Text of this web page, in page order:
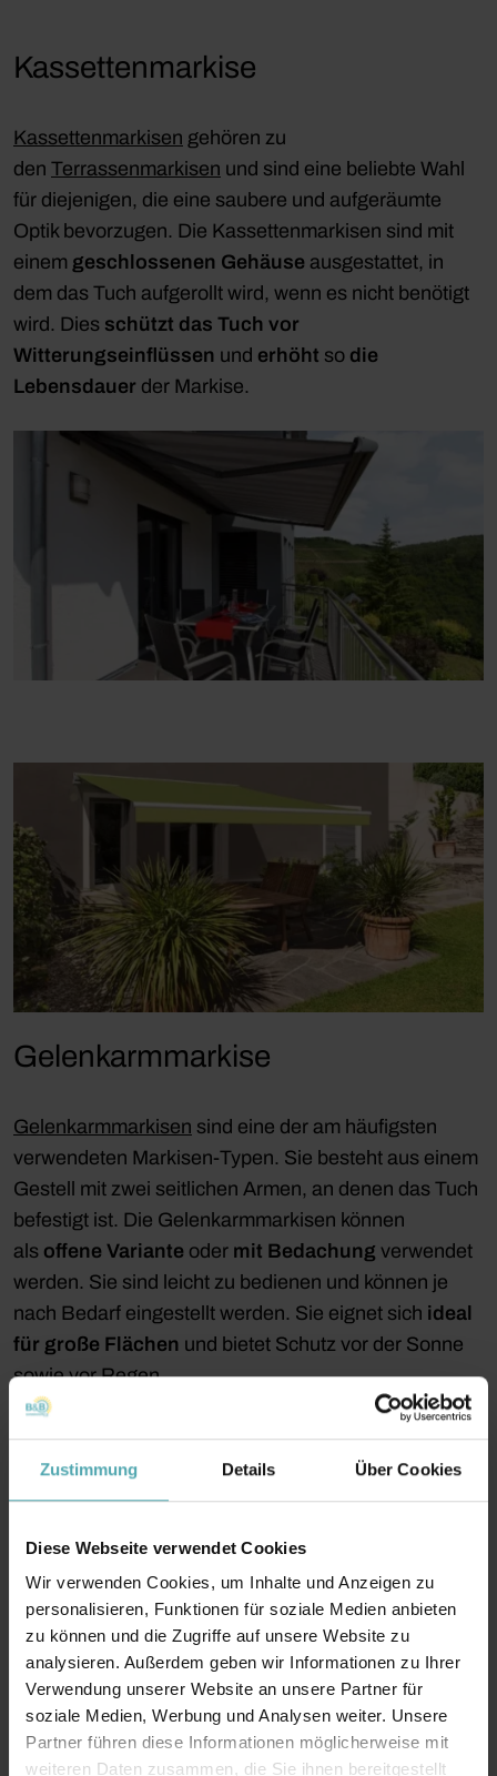
Zustimmung Details Über Cookies
Diese Webseite verwendet Cookies
Wir verwenden Cookies, um Inhalte und Anzeigen zu
personalisieren, Funktionen für soziale Medien anbieten
zu können und die Zugriffe auf unsere Website zu
analysieren. Außerdem geben wir Informationen zu Ihrer
Verwendung unserer Website an unsere Partner für
soziale Medien, Werbung und Analysen weiter. Unsere
Partner führen diese Informationen möglicherweise mit
weiteren Daten zusammen, die Sie ihnen bereitgestellt
Kassettenmarkise
Kassettenmarkisen gehören zu
den Terrassenmarkisen und sind eine beliebte Wahl
für diejenigen, die eine saubere und aufgeräumte
Optik bevorzugen. Die Kassettenmarkisen sind mit
einem geschlossenen Gehäuse ausgestattet, in
dem das Tuch aufgerollt wird, wenn es nicht benötigt
wird. Dies schützt das Tuch vor
Witterungseinflüssen und erhöht so die
Lebensdauer der Markise.
Gelenkarmmarkise
Gelenkarmmarkisen sind eine der am häufigsten
verwendeten Markisen-Typen. Sie besteht aus einem
Gestell mit zwei seitlichen Armen, an denen das Tuch
befestigt ist. Die Gelenkarmmarkisen können
als offene Variante oder mit Bedachung verwendet
werden. Sie sind leicht zu bedienen und können je
nach Bedarf eingestellt werden. Sie eignet sich ideal
für große Flächen und bietet Schutz vor der Sonne
sowie vor Regen.
Pergola-Markise
größeren Freisitz haben, ist einePergola-Markise
perfekte Wahl für Ihren Sonnenschutz. Mit der auf
Stützen ruhenden Konstruktion lassen sichgrößere
Ausfalltiefenerreichen und eine einzigartige
Atmosphäre auf Ihrer Terrasse schaffen. Die
Pergolamarkisen sindfreistehendoderan einem